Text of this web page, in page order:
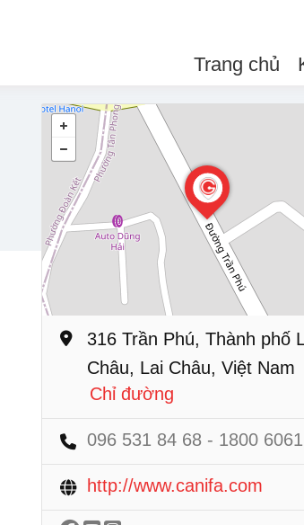
Trang chủ
316 Trần Phú, Thành phố
Châu, Lai Châu, Việt Nam
Chỉ đường
096 531 84 68 - 1800 6061
http://www.canifa.com